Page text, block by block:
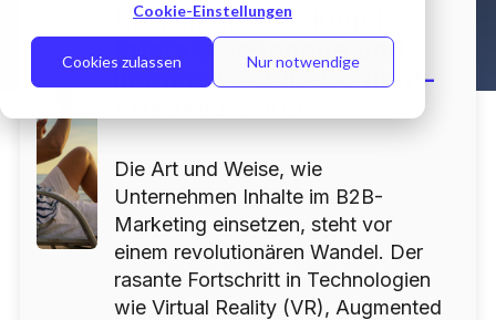
Cookie-Einstellungen
Cookies zulassen Nur notwendige
Blick in die Glaskugel:
Interaktive Inhalte und
immersive B2B-Content-
Die Art und Weise, wie
Unternehmen Inhalte im B2B-
Marketing einsetzen, steht vor
einem revolutionären Wandel. Der
rasante Fortschritt in Technologien
wie Virtual Reality (VR), Augmented